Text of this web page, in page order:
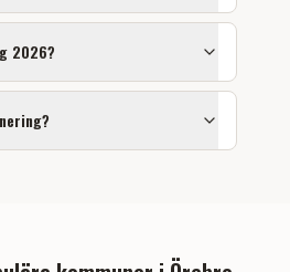
2026?